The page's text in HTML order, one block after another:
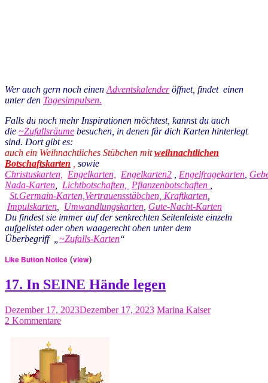
Wer auch gern noch einen Adventskalenderöffnet, findet einen
unter den Tagesimpulsen.
Falls du noch mehr Inspirationen möchtest, kannst du auch
die ~Zufallsräume besuchen, in denen für dich Karten hinterlegt
sind. Dort gibt es:
auch ein Weihnachtliches Stübchen mit weihnachtlichen
Botschaftskarten
sowie
Christuskarten,
Engelkarten, Engelkarten2 Engelfragekarten
Nada-Karten
Lichtbotschaften, Pflanzenbotschaften
St.Germain-Karten, Vertrauensstäbchen, Kraftkarten
Impulskarten
Umwandlungskarten Gute-Nacht-Karten
Du findest sie immer auf der senkrechten Seitenleiste einzeln
aufgelistet oder oben waagerecht oben unter dem
Überbegriff „ ~Zufalls-Karten“
Like Button Notice (view)
17. In SEINE Hände legen
Dezember 17, 2023Dezember 17, 2023 Marina Kaiser
2 Kommentare